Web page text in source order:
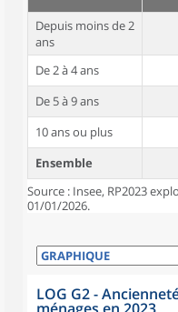
Depuis moins de 2
ans
De 2 à 4 ans
De 5 à 9 ans
10 ans ou plus
Ensemble
Source : Insee, RP2023
01/01/2026.
LOG G2 -